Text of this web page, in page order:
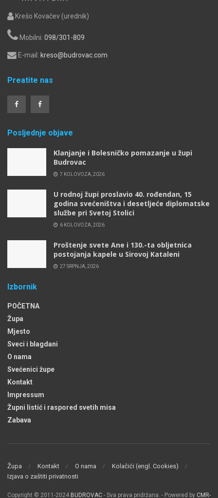
Krešo Kovačev (urednik)
Mobilni: 098/301-809
E-mail: kreso@budrovac.com
Preatite nas
Posljednje objave
Klanjanje i Bolesničko pomazanje u župi
Budrovac
7 KOLOVOZA, 2026
U rodnoj župi proslavio 40. rođendan, 15
godina svećeništva i desetljeće diplomatske
službe pri Svetoj Stolici
6 KOLOVOZA, 2026
Proštenje svete Ane i 130.-ta obljetnica
postojanja kapele u Sirovoj Kataleni
27 SRPNJA, 2026
Izbornik
POČETNA
Župa
Mjesto
Sveci i blagdani
O nama
Svećenici župe
Kontakt
Impressum
Župni listić i raspored svetih misa
Zabava
Župa Kontakt O nama
Kolačići (engl. Cookies)
Izjava o zaštiti privatnosti
Copyright © 2011-2024 BUDROVAC - Sva prava pridržana. - Powered by CMR-